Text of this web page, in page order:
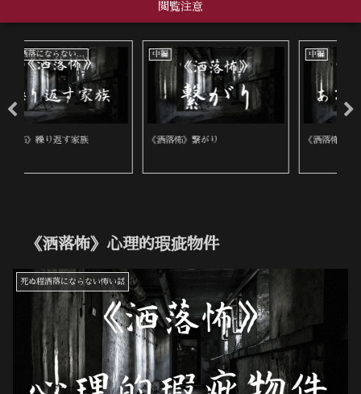
閲覧注意
中編
《洒落怖》繋がり
中編
《洒落怖》ある田舎の葬式
《洒落怖》心理的瑕疵物件
死ぬ程洒落にならない怖い話